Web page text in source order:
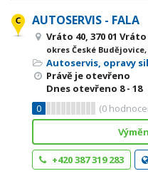
AUTOSERVIS - FALA
Vráto 40, 370 01 Vráto
okres České
Autoservis, opravy
Právě je otevřeno
Dnes otevřeno 8 - 18
0
(0
+420 387 319 283